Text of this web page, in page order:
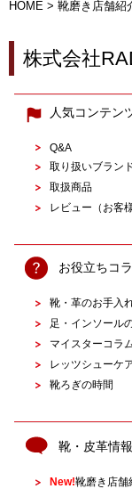
HOME > 靴磨き店舗紹
株式会社
人気コンテン
Q&A
取り扱いブラン
取扱商品
レビュー（お客
お役立ちコ
靴・革のお手入
足・インソール
マイスターコラ
レッツシューケ
靴ろぎの時間
靴・皮革情報
New!靴磨き店舗